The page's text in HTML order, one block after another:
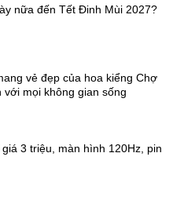
nữa đến Tết Đinh Mùi 2027?
vẻ đẹp của hoa kiểng Chợ
với mọi không gian sống
3 triệu, màn hình 120Hz, pin